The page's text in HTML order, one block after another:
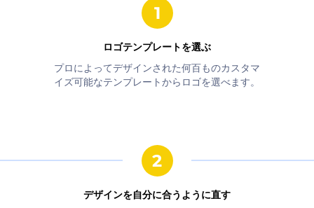
ロゴテンプレートを選ぶ
プロによってデザインされた何百ものカスタマ
イズ可能なテンプレートからロゴを選べます。
デザインを自分に合うように直す